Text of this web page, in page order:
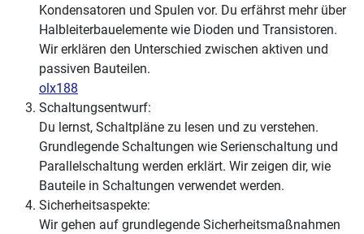
Kondensatoren und Spulen vor. Du erfährst mehr über
Halbleiterbauelemente wie Dioden und Transistoren.
Wir erklären den Unterschied zwischen aktiven und
passiven Bauteilen.
olx188
Schaltungsentwurf:
Du lernst, Schaltpläne zu lesen und zu verstehen.
Grundlegende Schaltungen wie Serienschaltung und
Parallelschaltung werden erklärt. Wir zeigen dir, wie
Bauteile in Schaltungen verwendet werden.
Sicherheitsaspekte:
Wir gehen auf grundlegende Sicherheitsmaßnahmen